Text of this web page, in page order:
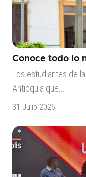
Conoce todo lo
Los estudiantes de
Antioquia que...
31 Julio 2026